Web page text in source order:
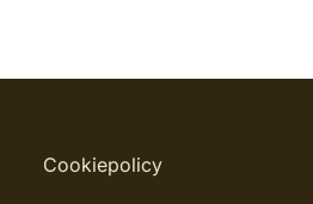
Cookiepolicy